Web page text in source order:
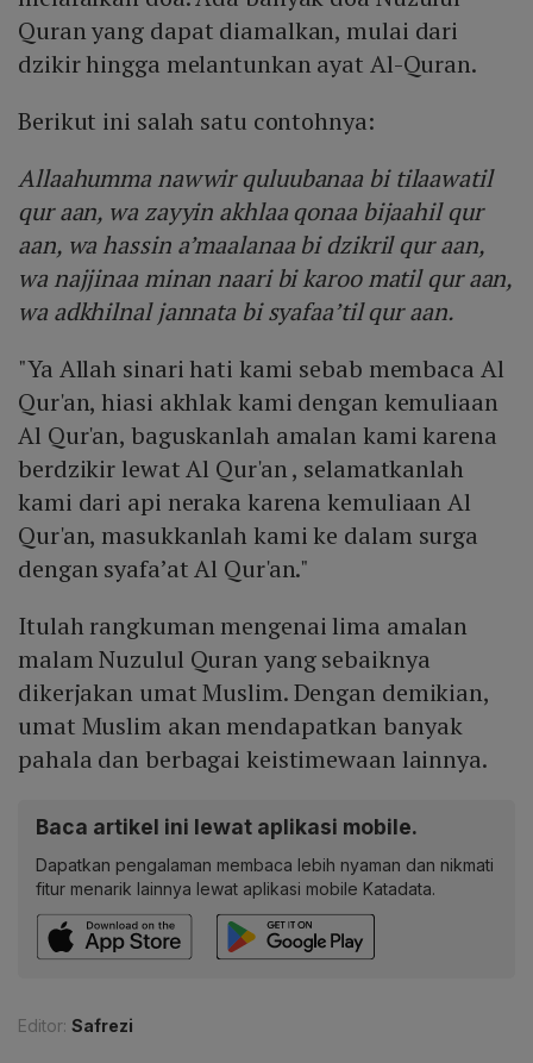
Quran yang dapat diamalkan, mulai dari
dzikir hingga melantunkan ayat Al-Quran.
Berikut ini salah satu contohnya:
Allaahumma nawwir quluubanaa bi tilaawatil
qur aan, wa zayyin akhlaa qonaa bijaahil qur
aan, wa hassin a’maalanaa bi dzikril qur aan,
wa najjinaa minan naari bi karoo matil qur aan,
wa adkhilnal jannata bi syafaa’til qur aan.
"Ya Allah sinari hati kami sebab membaca Al
Qur'an, hiasi akhlak kami dengan kemuliaan
Al Qur'an, baguskanlah amalan kami karena
berdzikir lewat Al Qur'an , selamatkanlah
kami dari api neraka karena kemuliaan Al
Qur'an, masukkanlah kami ke dalam surga
dengan syafa’at Al Qur'an."
Itulah rangkuman mengenai lima amalan
malam Nuzulul Quran yang sebaiknya
dikerjakan umat Muslim. Dengan demikian,
umat Muslim akan mendapatkan banyak
pahala dan berbagai keistimewaan lainnya.
Baca artikel ini lewat aplikasi mobile.
Dapatkan pengalaman membaca lebih nyaman dan nikmati
fitur menarik lainnya lewat aplikasi mobile Katadata.
Editor: Safrezi